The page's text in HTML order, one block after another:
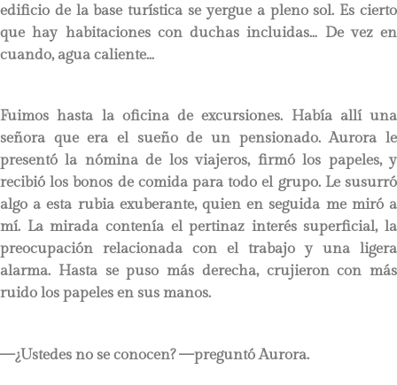
edificio de la base turística se yergue a pleno sol. Es cierto
que hay habitaciones con duchas incluidas… De vez en
cuando, agua caliente…
Fuimos hasta la oficina de excursiones. Había allí una
señora que era el sueño de un pensionado. Aurora le
presentó la nómina de los viajeros, firmó los papeles, y
recibió los bonos de comida para todo el grupo. Le susurró
algo a esta rubia exuberante, quien en seguida me miró a
mí. La mirada contenía el pertinaz interés superficial, la
preocupación relacionada con el trabajo y una ligera
alarma. Hasta se puso más derecha, crujieron con más
ruido los papeles en sus manos.
—¿Ustedes no se conocen? —preguntó Aurora.